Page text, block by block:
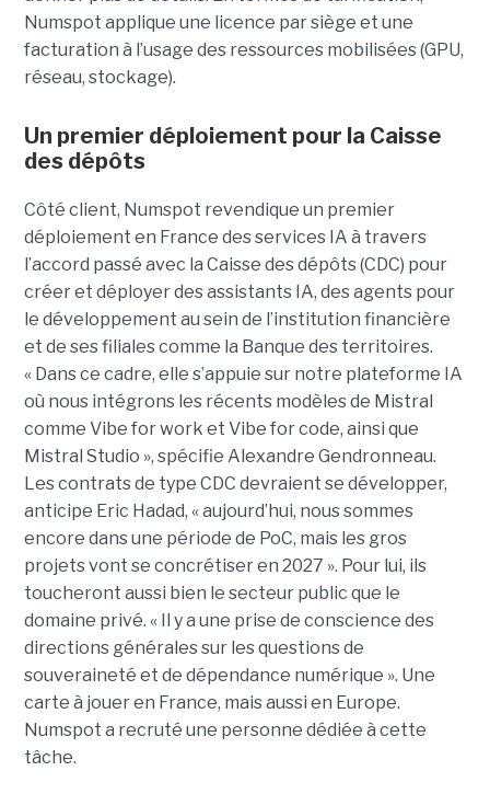
Numspot applique une licence par siège et une
facturation à l’usage des ressources mobilisées (GPU,
réseau, stockage).
Un premier déploiement pour la Caisse
des dépôts
Côté client, Numspot revendique un premier
déploiement en France des services IA à travers
l’accord passé avec la Caisse des dépôts (CDC) pour
créer et déployer des assistants IA, des agents pour
le développement au sein de l’institution financière
et de ses filiales comme la Banque des territoires.
« Dans ce cadre, elle s’appuie sur notre plateforme IA
où nous intégrons les récents modèles de Mistral
comme Vibe for work et Vibe for code, ainsi que
Mistral Studio », spécifie Alexandre Gendronneau.
Les contrats de type CDC devraient se développer,
anticipe Eric Hadad, « aujourd’hui, nous sommes
encore dans une période de PoC, mais les gros
projets vont se concrétiser en 2027 ». Pour lui, ils
toucheront aussi bien le secteur public que le
domaine privé. « Il y a une prise de conscience des
directions générales sur les questions de
souveraineté et de dépendance numérique ». Une
carte à jouer en France, mais aussi en Europe.
Numspot a recruté une personne dédiée à cette
tâche.